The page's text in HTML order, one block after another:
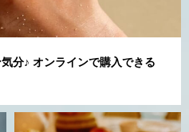
分♪ オンラインで購入できる